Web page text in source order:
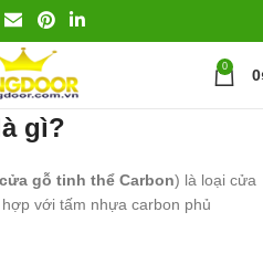
0 0
gì?
cửa gỗ tinh thể Carbon) là loại cửa
với tấm nhựa carbon phủ